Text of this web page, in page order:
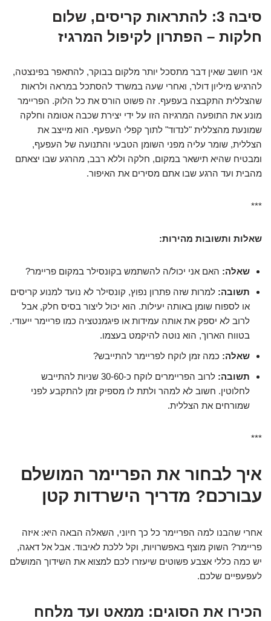
סיבה 3: להתראות קריסים, שלום
חלקות – הפתרון לקיפול המרגיז
אני חושב שאין דבר מתסכל יותר מלקום בבוקר, להתאפר בפינצטה,
להרגיש מיליון דולר, ואחרי שעה במשרד להסתכל במראה ולראות
שהצללית התקבצה בעפעף. זה פשוט הורס את כל הלוק. הפריימר
מונע את התופעה המרגיזה הזו על ידי יצירת שכבה אטומה וחלקה
שמונעת מהצללית "לנדוד" לתוך קפלי העפעף. הוא מייצב את
הצללית, שומר עליה מפני השומן הטבעי והתנועה של העפעף,
ומבטיח שהיא תישאר במקום, חלקה וללא רבב, מהרגע שבו יצאתם
מהבית ועד הרגע שבו אתם מסירים את האיפור.
***
שאלות ותשובות מהירות:
שאלה: האם אני יכול/ה להשתמש בקונסילר במקום פריימר?
תשובה: למרות שזה פתרון נפוץ, קונסילר לא נועד למנוע קריסים
או לספוח שומן באותה יעילות. הוא יכול ליצור בסיס חלק, אבל
לרוב לא יספק את אותה עמידות או פיגמנטציה כמו פריימר ייעודי.
בטווח הארוך, הוא נוטה להיקמט בעצמו.
שאלה: כמה זמן לוקח לפריימר להתייבש?
תשובה:
לרוב הפריימרים לוקח כ-30-60 שניות להתייבש
לחלוטין. חשוב לא למהר ולתת לו מספיק זמן להתקבע לפני
שמורחים את הצללית.
***
איך לבחור את הפריימר המושלם
עבורכם? מדריך הישרדות קטן
אחרי שהבנו למה הפריימר כל כך חיוני, השאלה הבאה היא: איזה
פריימר? השוק מוצף באפשרויות, וקל ללכת לאיבוד. אבל אל דאגה,
יש כמה כללי אצבע פשוטים שיעזרו לכם למצוא את השידוך המושלם
לעפעפיים שלכם.
הכירו את הסוגים: ממאט ועד מלחח